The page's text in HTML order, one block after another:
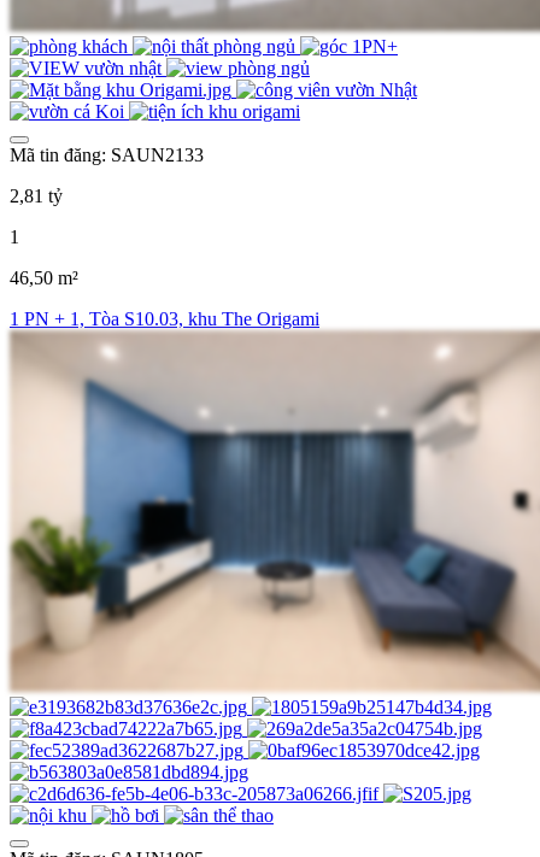
Mã tin đăng: SAUN2133
2,81 tỷ
1
46,50 m²
1 PN + 1, Tòa S10.03, khu The Origami